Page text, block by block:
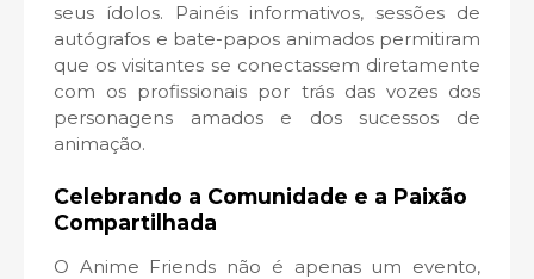
seus ídolos. Painéis informativos, sessões de
autógrafos e bate-papos animados permitiram
que os visitantes se conectassem diretamente
com os profissionais por trás das vozes dos
personagens amados e dos sucessos de
animação.
Celebrando a Comunidade e a Paixão
Compartilhada
O Anime Friends não é apenas um evento,